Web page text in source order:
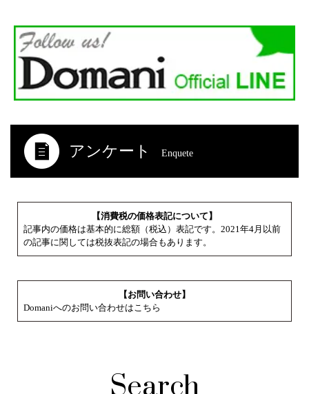
アンケート Enquete
【消費税の価格表記について】
記事内の価格は基本的に総額（税込）表記です。2021年4月以前
の記事に関しては税抜表記の場合もあります。
【お問い合わせ】
Domaniへのお問い合わせはこちら
Search